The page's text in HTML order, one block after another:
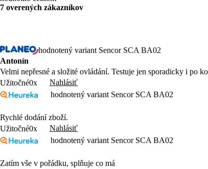
7 overených zákazníkov
hodnotený variant Sencor SCA BA02
Antonín
Velmi nepřesné a složité ovládání. Testuje jen sporadicky i po
Užitočné0x
Nahlásiť
hodnotený variant Sencor SCA BA02
Rychlé dodání zboží.
Užitočné0x
Nahlásiť
hodnotený variant Sencor SCA BA02
Zatím vše v pořádku, splňuje co má